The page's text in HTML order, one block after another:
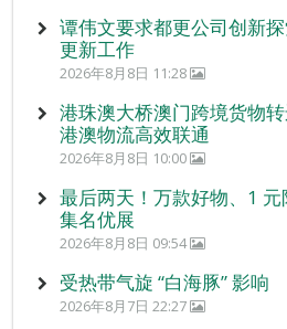
谭伟文要求都更公司创新
更新工作
2026年8月8日 11:28
港珠澳大桥澳门跨境货物
港澳物流高效联通
2026年8月8日 10:00
最后两天！万款好物、1
集名优展
2026年8月8日 09:54
受热带气旋 “白海豚” 影
2026年8月7日 22:27